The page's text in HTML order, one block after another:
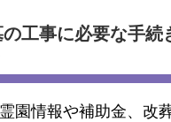
の工事に必要な手続
園情報や補助金、改